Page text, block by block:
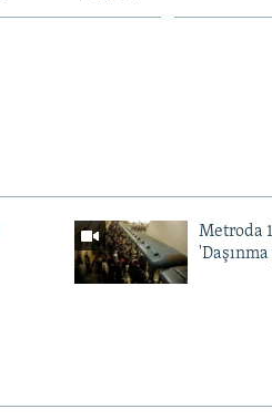
Metroda